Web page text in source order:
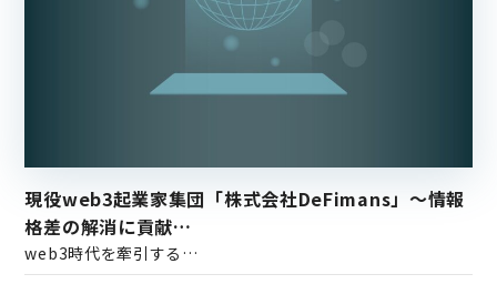
現役web3起業家集団「株式会社DeFimans」～情報
格差の解消に貢献…
web3時代を牽引する…